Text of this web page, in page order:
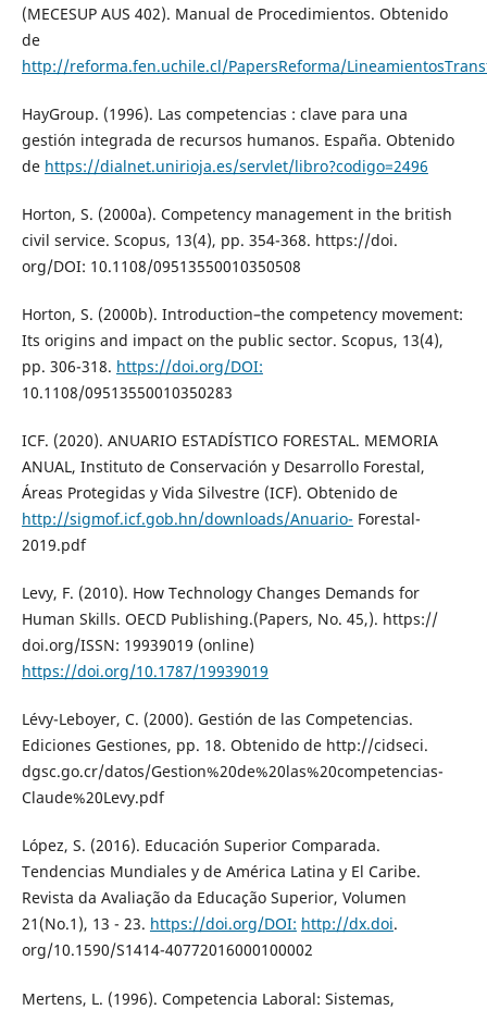
(MECESUP AUS 402). Manual de Procedimientos. Obtenido
de
http://reforma.fen.uchile.cl/PapersReforma/
HayGroup. (1996). Las competencias : clave para una
gestión integrada de recursos humanos. España. Obtenido
de https://dialnet.unirioja.es/servlet/libro?codigo=2496
Horton, S. (2000a). Competency management in the british
civil service. Scopus, 13(4), pp. 354-368. https://doi.
org/DOI: 10.1108/09513550010350508
Horton, S. (2000b). Introduction–the competency movement:
Its origins and impact on the public sector. Scopus, 13(4),
pp. 306-318. https://doi.org/DOI:
10.1108/09513550010350283
ICF. (2020). ANUARIO ESTADÍSTICO FORESTAL. MEMORIA
ANUAL, Instituto de Conservación y Desarrollo Forestal,
Áreas Protegidas y Vida Silvestre (ICF). Obtenido de
http://sigmof.icf.gob.hn/downloads/Anuario- Forestal-
2019.pdf
Levy, F. (2010). How Technology Changes Demands for
Human Skills. OECD Publishing.(Papers, No. 45,). https://
doi.org/ISSN: 19939019 (online)
https://doi.org/10.1787/19939019
Lévy-Leboyer, C. (2000). Gestión de las Competencias.
Ediciones Gestiones, pp. 18. Obtenido de http://cidseci.
dgsc.go.cr/datos/Gestion%20de%20las%20competencias-
Claude%20Levy.pdf
López, S. (2016). Educación Superior Comparada.
Tendencias Mundiales y de América Latina y El Caribe.
Revista da Avaliação da Educação Superior, Volumen
21(No.1), 13 - 23. https://doi.org/DOI: http://dx.doi.
org/10.1590/S1414-40772016000100002
Mertens, L. (1996). Competencia Laboral: Sistemas,